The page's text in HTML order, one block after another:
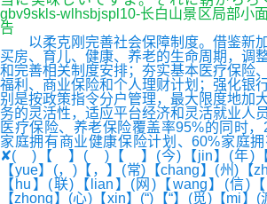
gbv9skls-wlhsbjspl10-长白山景区局部小
告
以柔克刚完善社会保障制度。借鉴新加
买房、育儿、健康、养老的生命周期，调
和完善相关制度安排；夯实基本医疗保险
福利、商业保险和个人理财计划；强化银
别是按政策指令分户管理，最大限度地加
务的灵活性，适应平台经济和灵活就业人
医疗保险、养老保险覆盖率95%的同时
家庭拥有商业健康保险计划、60%家庭拥
✘( )【 】( )【 】(今)【jin】(年)【
【yue】(，)【，】(常)【chang】(州)【
【hu】(联)【lian】(网)【wang】(信)
【zhong】(心)【xin】(“)【“】(觅)【mi】(